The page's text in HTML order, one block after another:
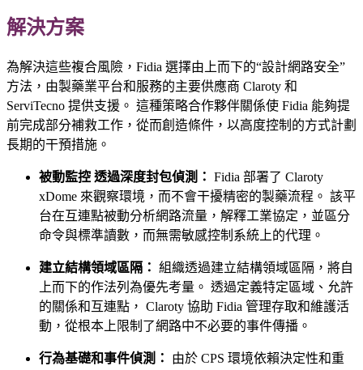
解決方案
為解決這些複合風險，Fidia 選擇由上而下的“設計網路安全”
方法，由製藥業平台和服務的主要供應商 Claroty 和
ServiTecno 提供支援。 這種策略合作夥伴關係使 Fidia 能夠提
前完成部分補救工作，從而創造條件，以高度控制的方式計劃
長期的干預措施。
被動監控 透過深度封包偵測： Fidia 部署了 Claroty
xDome 來觀察環境，而不會干擾精密的製藥流程。 該平
台在互連點被動分析網路流量，解釋工業協定，並區分
命令與標準讀數，而無需敏感控制系統上的代理。
建立結構領域區隔： 組織透過建立結構領域區隔，將自
上而下的作法列為優先考量。 透過定義特定區域、允許
的關係和互連點， Claroty 協助 Fidia 管理存取和維護活
動，從根本上限制了網路中不必要的事件傳播。
行為基礎和事件偵測： 由於 CPS 環境依賴決定性和重